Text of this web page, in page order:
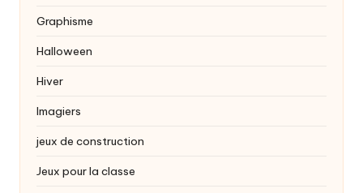
Graphisme
Halloween
Hiver
Imagiers
jeux de construction
Jeux pour la classe